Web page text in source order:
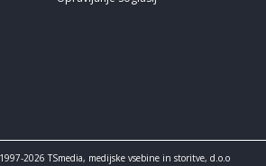
2026 TSmedia, medijske vsebine in storitve, d.o.o